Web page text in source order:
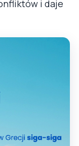
i daje